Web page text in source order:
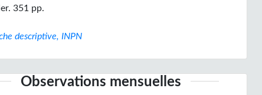
351 pp.
descriptive, INPN
Observations mensuelles